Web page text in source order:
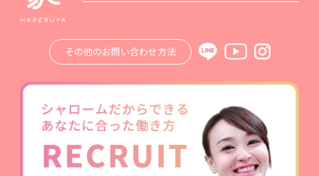
その他のお問い合わせ方法